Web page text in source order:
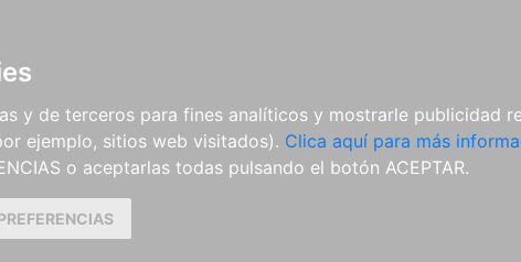
y de terceros para fines analíticos y mostrarle publicidad
ejemplo, sitios web visitados). Clica aquí para más
o aceptarlas todas pulsando el botón ACEPTAR.
PARTITURAS Y EDICIONES
CRÍTICAS
REVISTAS
CDS Y
DVDS